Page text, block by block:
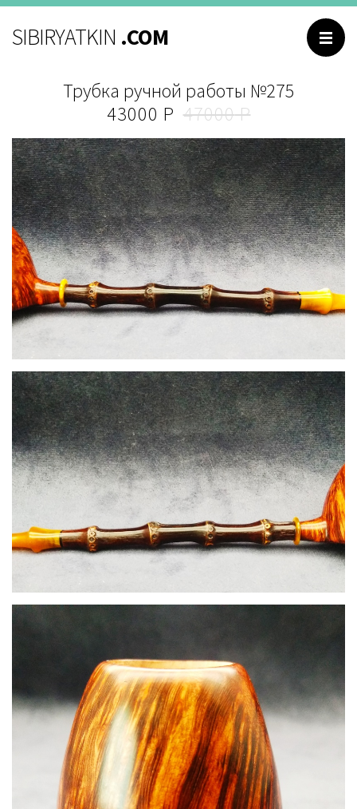
Каталог
Контакты
Отзывы
Вопросы и ответы
РУССКИЙ
SIBIRYATKIN .COM
Трубка ручной работы №275
43000
47000